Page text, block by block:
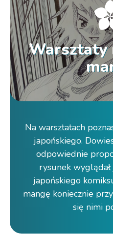
Warsztaty
Na warsztatach
japońskiego.
odpowiednie
rysunek wyglądał
japońskiego
mangę koniecznie
się nimi